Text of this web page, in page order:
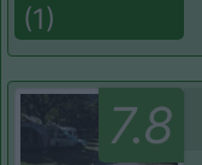
(1)
7.8